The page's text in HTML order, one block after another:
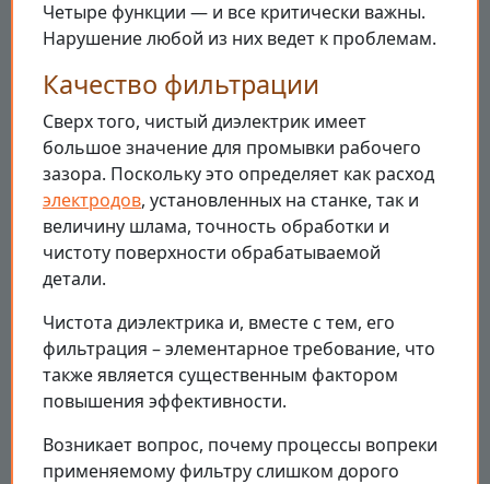
Четыре функции — и все критически важны.
Нарушение любой из них ведет к проблемам.
Качество фильтрации
Сверх того, чистый диэлектрик имеет
большое значение для промывки рабочего
зазора. Поскольку это определяет как расход
электродов, установленных на станке, так и
величину шлама, точность обработки и
чистоту поверхности обрабатываемой
детали.
Чистота диэлектрика и, вместе с тем, его
фильтрация – элементарное требование, что
также является существенным фактором
повышения эффективности.
Возникает вопрос, почему процессы вопреки
применяемому фильтру слишком дорого